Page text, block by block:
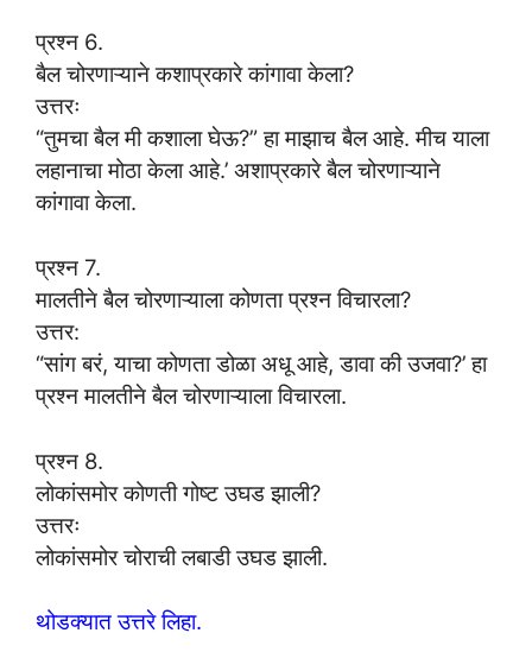
प्रश्न 6.
बैल चोरणाऱ्याने कशाप्रकारे कांगावा केला?
उत्तरः
“तुमचा बैल मी कशाला घेऊ?” हा माझाच बैल आहे. मीच याला
लहानाचा मोठा केला आहे.’ अशाप्रकारे बैल चोरणाऱ्याने
कांगावा केला.
प्रश्न 7.
मालतीने बैल चोरणाऱ्याला कोणता प्रश्न विचारला?
उत्तर:
“सांग बरं, याचा कोणता डोळा अधू आहे, डावा की उजवा?’ हा
प्रश्न मालतीने बैल चोरणाऱ्याला विचारला.
प्रश्न 8.
लोकांसमोर कोणती गोष्ट उघड झाली?
उत्तरः
लोकांसमोर चोराची लबाडी उघड झाली.
थोडक्यात उत्तरे लिहा.